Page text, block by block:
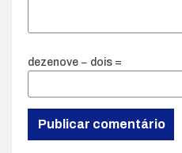
dezenove − dois =